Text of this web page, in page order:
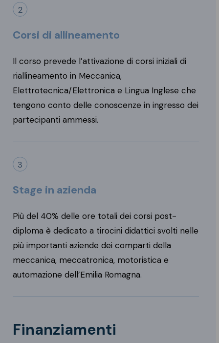
2
Corsi di allineamento
Il corso prevede l’attivazione di corsi iniziali di
riallineamento in Meccanica,
Elettrotecnica/Elettronica e Lingua Inglese che
tengono conto delle conoscenze in ingresso dei
partecipanti ammessi.
3
Stage in azienda
Più del 40% delle ore totali dei corsi post-
diploma è dedicato a tirocini didattici svolti nelle
più importanti aziende dei comparti della
meccanica, meccatronica, motoristica e
automazione dell’Emilia Romagna.
Finanziamenti